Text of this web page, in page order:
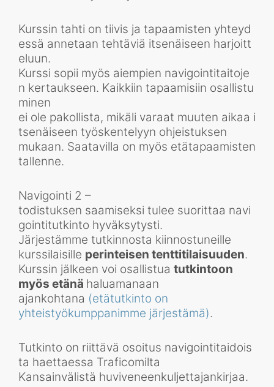
Kurssin tahti on tiivis ja tapaamisten yhteyd
essä annetaan tehtäviä itsenäiseen harjoitt
eluun.
Kurssi sopii myös aiempien navigointitaitoje
n kertaukseen. Kaikkiin tapaamisiin osallistu
minen
ei ole pakollista, mikäli varaat muuten aikaa i
tsenäiseen työskentelyyn ohjeistuksen
mukaan. Saatavilla on myös etätapaamisten
tallenne.
Navigointi 2 –
todistuksen saamiseksi tulee suorittaa navi
gointitutkinto hyväksytysti.
Järjestämme tutkinnosta kiinnostuneille
kurssilaisille perinteisen tenttitilaisuuden.
Kurssin jälkeen voi osallistua tutkintoon
myös etänä haluamanaan
ajankohtana (etätutkinto on
yhteistyökumppanimme järjestämä).
Tutkinto on riittävä osoitus navigointitaidois
ta haettaessa Traficomilta
Kansainvälistä huviveneenkuljettajankirjaa.